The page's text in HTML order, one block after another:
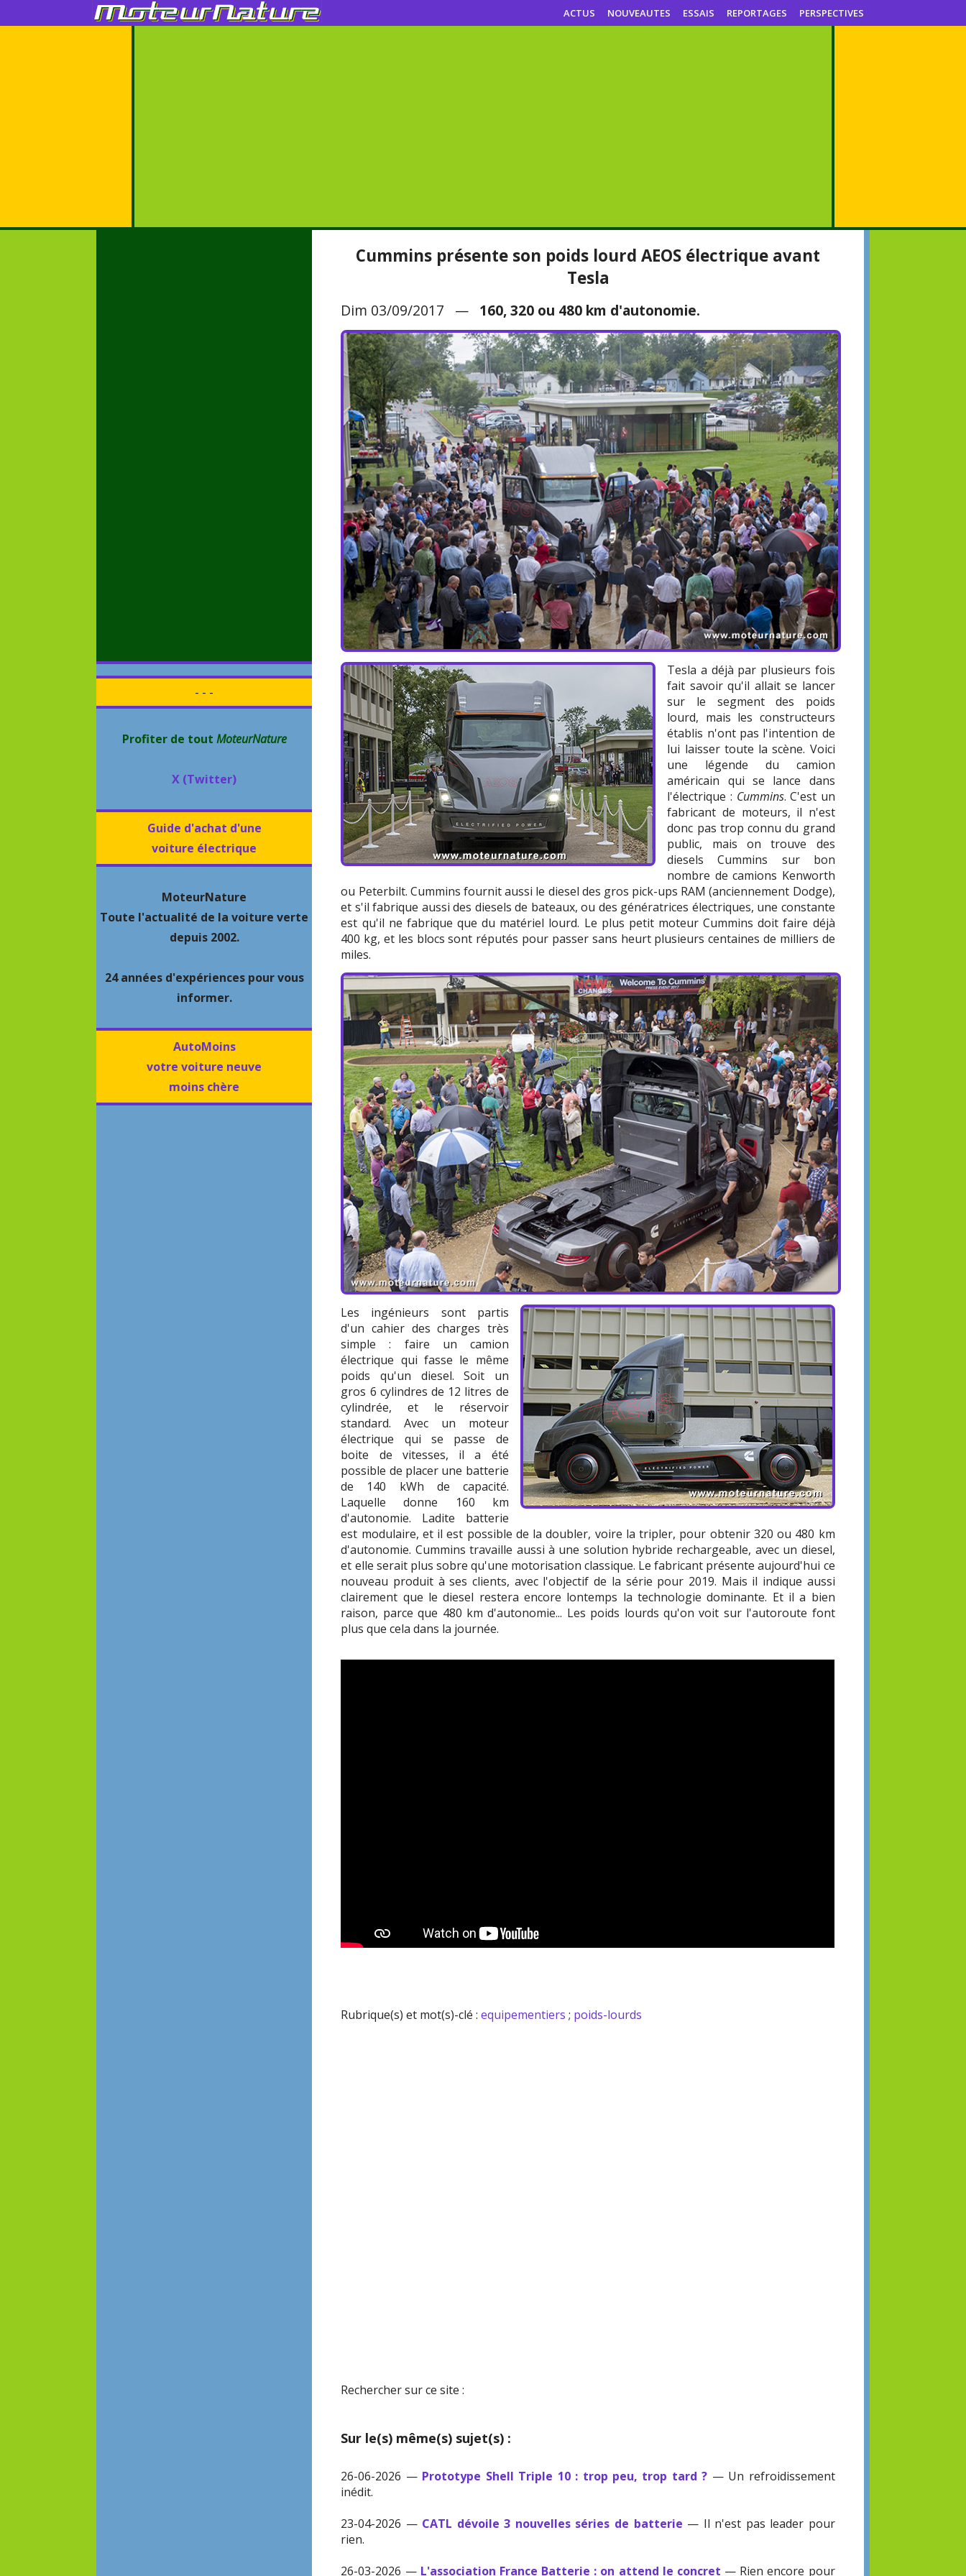
ACTUS NOUVEAUTES ESSAIS REPORTAGES PERSPECTIVES
- - -
Profiter de tout MoteurNature
X (Twitter)
Guide d'achat d'une
voiture électrique
MoteurNature
Toute l'actualité de la voiture verte
depuis 2002.
24 années d'expériences pour vous
informer.
AutoMoins
votre voiture neuve
moins chère
Cummins présente son poids lourd AEOS électrique avant
Tesla
Dim 03/09/2017 — 160, 320 ou 480 km d'autonomie.
Tesla a déjà par plusieurs fois
fait savoir qu'il allait se lancer
sur le segment des poids
lourd, mais les constructeurs
établis n'ont pas l'intention de
lui laisser toute la scène. Voici
une légende du camion
américain qui se lance dans
l'électrique : Cummins. C'est un
fabricant de moteurs, il n'est
donc pas trop connu du grand
public, mais on trouve des
diesels Cummins sur bon
nombre de camions Kenworth
ou Peterbilt. Cummins fournit aussi le diesel des gros pick-ups RAM (anciennement Dodge),
et s'il fabrique aussi des diesels de bateaux, ou des génératrices électriques, une constante
est qu'il ne fabrique que du matériel lourd. Le plus petit moteur Cummins doit faire déjà
400 kg, et les blocs sont réputés pour passer sans heurt plusieurs centaines de milliers de
miles.
Les ingénieurs sont partis
d'un cahier des charges très
simple : faire un camion
électrique qui fasse le même
poids qu'un diesel. Soit un
gros 6 cylindres de 12 litres de
cylindrée, et le réservoir
standard. Avec un moteur
électrique qui se passe de
boite de vitesses, il a été
possible de placer une batterie
de 140 kWh de capacité.
Laquelle donne 160 km
d'autonomie. Ladite batterie
est modulaire, et il est possible de la doubler, voire la tripler, pour obtenir 320 ou 480 km
d'autonomie. Cummins travaille aussi à une solution hybride rechargeable, avec un diesel,
et elle serait plus sobre qu'une motorisation classique. Le fabricant présente aujourd'hui ce
nouveau produit à ses clients, avec l'objectif de la série pour 2019. Mais il indique aussi
clairement que le diesel restera encore lontemps la technologie dominante. Et il a bien
raison, parce que 480 km d'autonomie... Les poids lourds qu'on voit sur l'autoroute font
plus que cela dans la journée.
Rubrique(s) et mot(s)-clé :equipementiers ; poids-lourds
Rechercher sur ce site :
Sur le(s) même(s) sujet(s) :
26-06-2026 — Prototype Shell Triple 10 : trop peu, trop tard ? — Un refroidissement
inédit.
23-04-2026 — CATL dévoile 3 nouvelles séries de batterie — Il n'est pas leader pour
rien.
26-03-2026 — L'association France Batterie : on attend le concret — Rien encore pour